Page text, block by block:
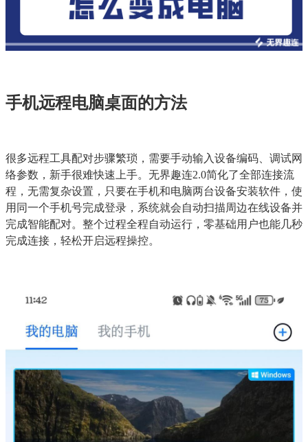
手机远程电脑桌面的方法
很多远程工具配对步骤繁琐，需要手动输入设备编码、调试网
络参数，新手很难快速上手。无界趣连2.0简化了全部连接流
程，无需复杂设置，只要在手机和电脑两台设备安装软件，使
用同一个手机号完成登录，系统就会自动扫描周边在线设备并
完成智能配对。整个过程全程自动运行，零基础用户也能几秒
完成连接，轻松开启远程操控。